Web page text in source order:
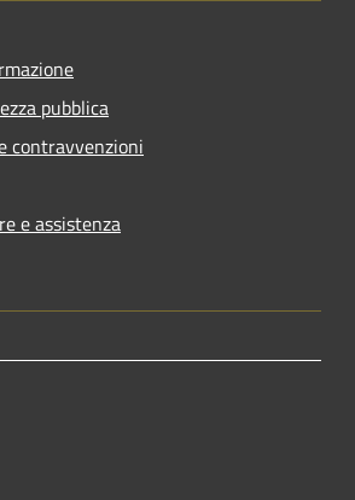
pubblica
contravvenzioni
e assistenza